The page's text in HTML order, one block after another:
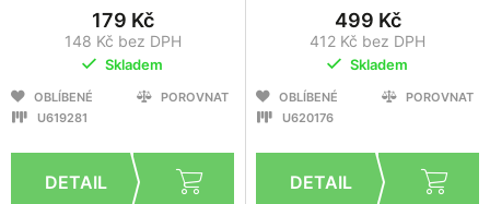
179 Kč
148 Kč bez DPH
Skladem
OBLÍBENÉ
POROVNAT
U619281
499 Kč
412 Kč bez DPH
Skladem
OBLÍBENÉ
POROVNAT
U620176